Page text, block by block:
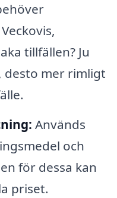
tillfällen? Ju
desto mer rimligt
Används
och
för dessa kan
priset.